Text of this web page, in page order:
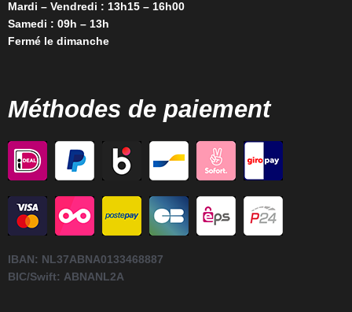
Mardi – Vendredi : 13h15 – 16h00
Samedi : 09h – 13h
Fermé le dimanche
Méthodes de paiement
IBAN: NL37ABNA0133468887
BIC/Swift: ABNANL2A